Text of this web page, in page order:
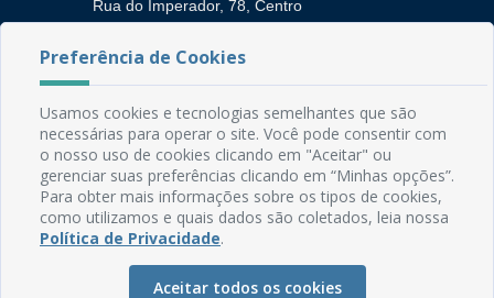
Rua do Imperador, 78, Centro
CEP: 58.280-000 - Mamanguape/PB
Fone: (83) 3292-2246
Mapa do Site
Perguntas frequentes
Manual de Navegação
Glossário
Ouvidoria
Preferência de Cookies
Usamos cookies e tecnologias semelhantes que são
necessárias para operar o site. Você pode consentir com
o nosso uso de cookies clicando em "Aceitar" ou
gerenciar suas preferências clicando em “Minhas opções”.
Para obter mais informações sobre os tipos de cookies,
como utilizamos e quais dados são coletados, leia nossa
Política de Privacidade.
Aceitar todos os cookies